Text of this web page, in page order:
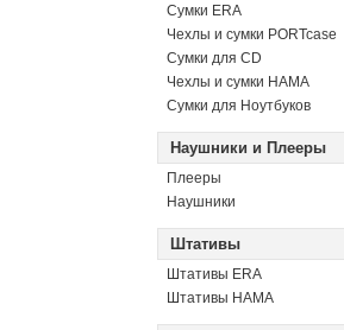
Сумки ERA
Чехлы и сумки PORTcase
Сумки для CD
Чехлы и сумки HAMA
Сумки для Ноутбуков
Наушники и Плееры
Плееры
Наушники
Штативы
Штативы ERA
Штативы HAMA